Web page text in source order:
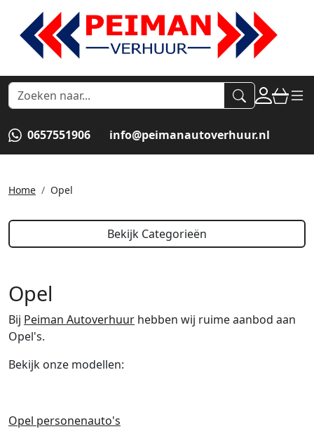
naar
0657551906 info@peimanautoverhuur.nl
Home Opel
Bekijk Categorieën
Opel
Bij Peiman Autoverhuur hebben wij ruime aanbod aan
Opel's.
Bekijk onze modellen:
Opel personenauto's